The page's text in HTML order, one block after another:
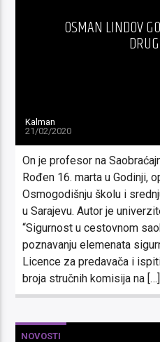
OSMAN LINDOV
Kalman
21/02/2020
On je profesor na
Rođen 16. marta u Godinji,
Osmogodišnju školu i
u Sarajevu. Autor je
“Sigurnost u cestovnom
poznavanju elemenata
Licence za predavača i
broja stručnih komisija na […]
NOVOSTI